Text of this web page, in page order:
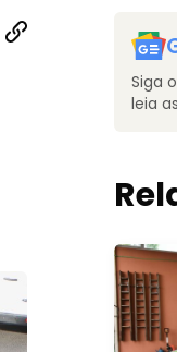
Siga
leia